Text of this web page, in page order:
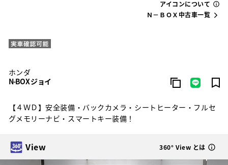
アイコンについて
Ｎ－ＢＯＸ中古車一覧
ホンダ
N-BOX ジョイ
【４ＷＤ】安全装備・バックカメラ・シートヒーター・フルセ
グメモリーナビ・スマートキー装備！
View 360° View とは